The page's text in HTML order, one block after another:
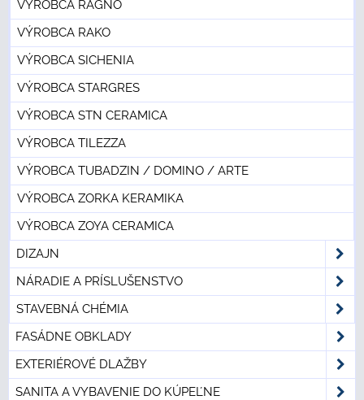
VÝROBCA RAGNO
VÝROBCA RAKO
VÝROBCA SICHENIA
VÝROBCA STARGRES
VÝROBCA STN CERAMICA
VÝROBCA TILEZZA
VÝROBCA TUBADZIN / DOMINO / ARTE
VÝROBCA ZORKA KERAMIKA
VÝROBCA ZOYA CERAMICA
DIZAJN
NÁRADIE A PRÍSLUŠENSTVO
STAVEBNÁ CHÉMIA
FASÁDNE OBKLADY
EXTERIÉROVÉ DLAŽBY
SANITA A VYBAVENIE DO KÚPEĽNE